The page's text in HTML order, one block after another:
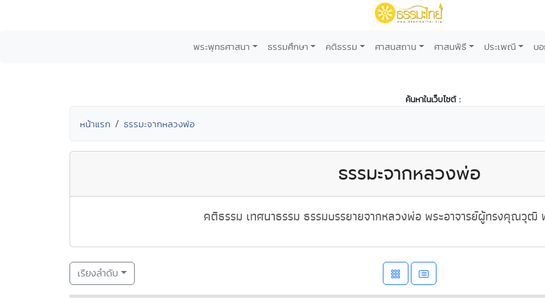
พระพุทธศาสนา ธรรมศึกษา คติธรรม ศาสนสถาน ศาสนพิธี ประเพณี บ
ค้นหาในเว็บไซต์ :
หน้าแรก ธรรมะจากหลวงพ่อ
ธรรมะจากหลวงพ่อ
คติธรรม เทศนาธรรม ธรรมบรรยายจากหลวงพ่อ พระอาจารย์ผู้ทรงคุณวุฒิ
เรียงลำดับ